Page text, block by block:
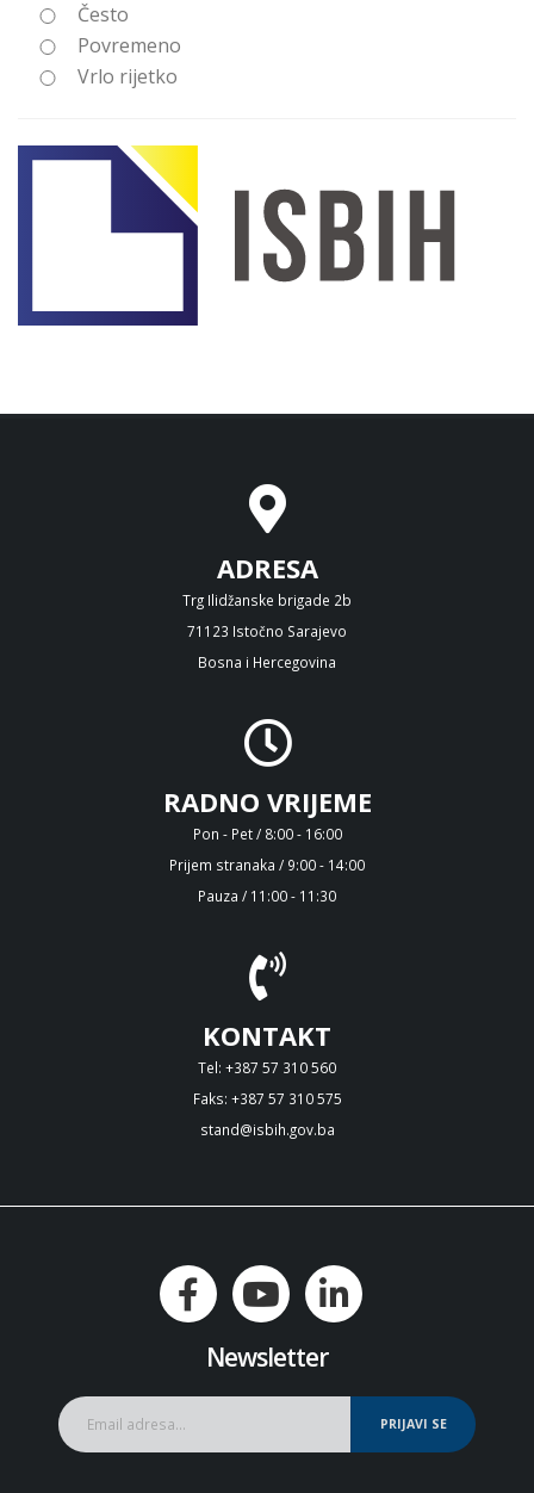
Često
Povremeno
Vrlo rijetko
ADRESA
Trg Ilidžanske brigade 2b
71123 Istočno Sarajevo
Bosna i Hercegovina
RADNO VRIJEME
Pon - Pet / 8:00 - 16:00
Prijem stranaka / 9:00 - 14:00
Pauza / 11:00 - 11:30
KONTAKT
Tel: +387 57 310 560
Faks: +387 57 310 575
stand@isbih.gov.ba
Newsletter
PRIJAVI SE